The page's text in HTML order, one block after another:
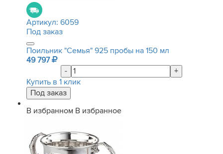
Артикул: 6059
Под заказ
Поильник "Семья" 925 пробы на 150 мл
49 797
-
+
Купить в 1 клик
В избранном В избранное